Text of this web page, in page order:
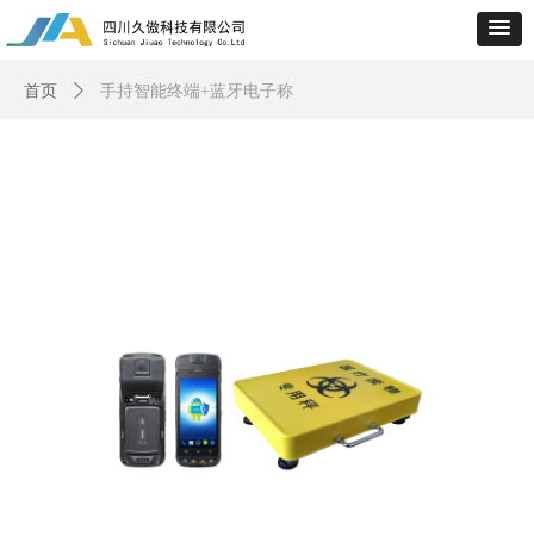
首页 ꄲ 手持智能终端+蓝牙电子称